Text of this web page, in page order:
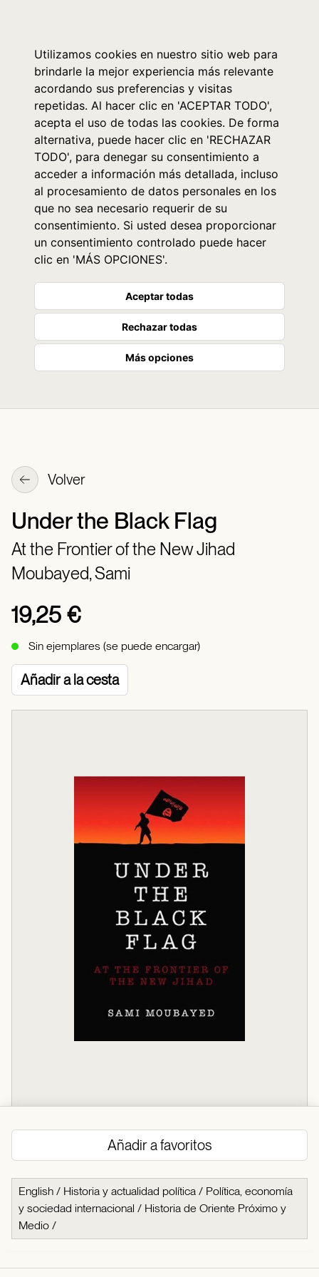
Utilizamos cookies en nuestro sitio web para
brindarle la mejor experiencia más relevante
acordando sus preferencias y visitas
repetidas. Al hacer clic en 'ACEPTAR TODO',
acepta el uso de todas las cookies. De forma
alternativa, puede hacer clic en 'RECHAZAR
TODO', para denegar su consentimiento a
acceder a información más detallada, incluso
al procesamiento de datos personales en los
que no sea necesario requerir de su
consentimiento. Si usted desea proporcionar
un consentimiento controlado puede hacer
clic en 'MÁS OPCIONES'.
Aceptar todas
Rechazar todas
Más opciones
Volver
Under the Black Flag
At the Frontier of the New Jihad
Moubayed, Sami
19,25 €
Sin ejemplares (se puede encargar)
Añadir a la cesta
Añadir a favoritos
English / Historia y actualidad política / Política, economía
y sociedad internacional / Historia de Oriente Próximo y
Medio /